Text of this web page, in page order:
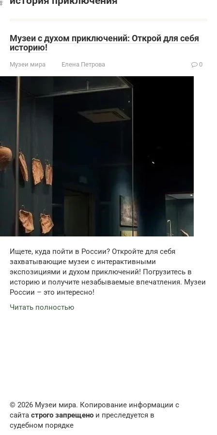
Музеи с духом приключений: Открой для себя
историю!
Музеи мира Елена Петрова 0
Ищете, куда пойти в России? Откройте для себя
захватывающие музеи с интерактивными
экспозициями и духом приключений! Погрузитесь в
историю и получите незабываемые впечатления. Музеи
России – это интересно!
Читать полностью
© 2026 Музеи мира. Копирование информации с
сайта строго запрещено и преследуется в
судебном порядке